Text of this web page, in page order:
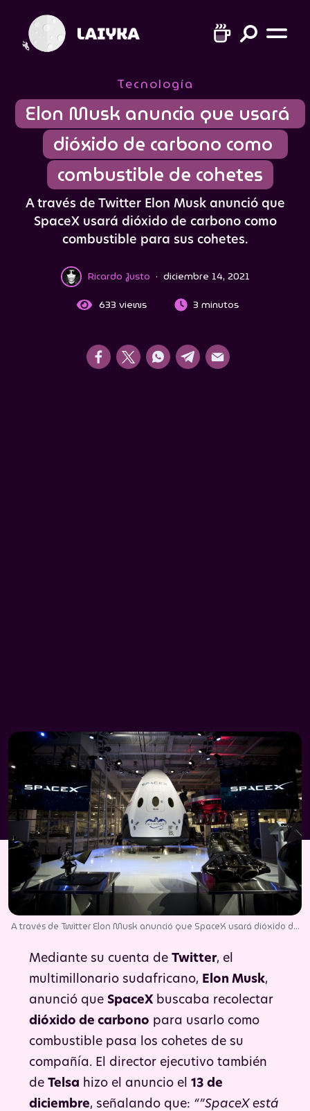
Tecnología
Elon Musk anuncia que usará
dióxido de carbono como
combustible de cohetes
A través de Twitter Elon Musk anunció que
SpaceX usará dióxido de carbono como
combustible para sus cohetes.
Ricardo Justo · diciembre 14, 2021
633 views 3 minutos
A través de Twitter Elon Musk anunció que SpaceX usará dióxido de
Mediante su cuenta de Twitter, el
multimillonario sudafricano, Elon Musk,
anunció que SpaceX buscaba recolectar
dióxido de carbono para usarlo como
combustible pasa los cohetes de su
compañía. El director ejecutivo también
de Telsa hizo el anuncio el 13 de
diciembre, señalando que: “”SpaceX está